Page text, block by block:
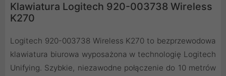
Klawiatura Logitech 920-003738 Wireless
K270
Logitech 920-003738 Wireless K270 to bezprzewodowa
klawiatura biurowa wyposażona w technologię Logitech
Unifying. Szybkie, niezawodne połączenie do 10 metrów